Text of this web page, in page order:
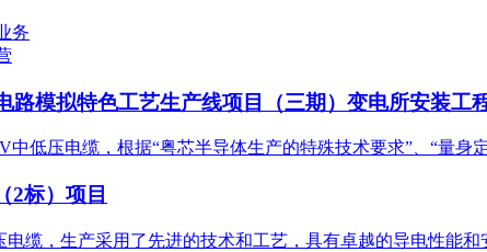
务
路模拟特色工艺生产线项目（三期）变电所安装工
低压电缆，根据“粤芯半导体生产的特殊技术要求”、“量身
2标）项目
电缆，生产采用了先进的技术和工艺，具有卓越的导电性能